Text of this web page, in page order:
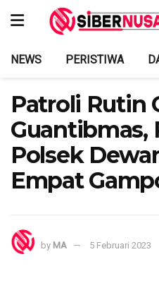
NEWS PERISTIWA
Patroli Rutin
Guantibmas,
Polsek
Empat
by MA 5 Februari 2023